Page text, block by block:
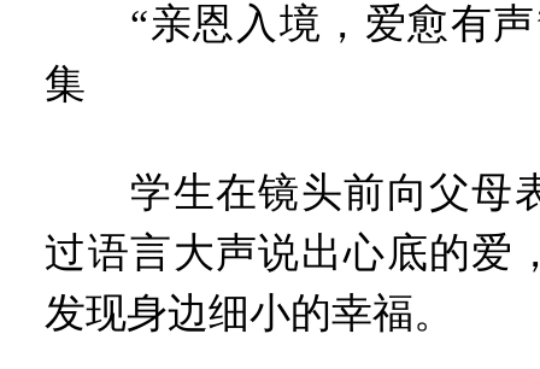
“亲恩入境，爱愈有声
集
学生在镜头前向父母
过语言大声说出心底的爱
发现身边细小的幸福。